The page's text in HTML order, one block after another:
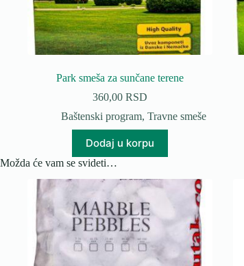
Park smeša za sunčane terene
360,00 RSD
Baštenski program, Travne smeše
Dodaj u korpu
Možda će vam se svideti…